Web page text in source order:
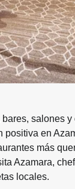
salones
en
más
Azamara,
locales.